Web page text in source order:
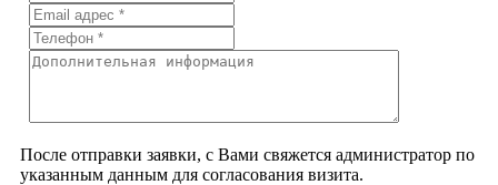
После отправки заявки, с Вами свяжется администратор по
указанным данным для согласования визита.